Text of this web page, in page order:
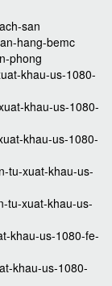
san
hang-bemc
phong
khau-us-1080-
khau-us-1080-
khau-us-1080-
tu-xuat-khau-us-
tu-xuat-khau-us-
khau-us-1080-fe-
khau-us-1080-